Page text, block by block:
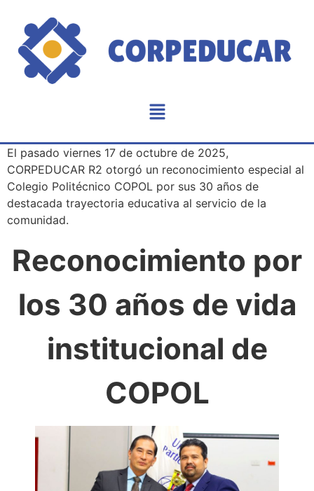
El pasado viernes 17 de octubre de 2025,
CORPEDUCAR R2 otorgó un reconocimiento especial al
Colegio Politécnico COPOL por sus 30 años de
destacada trayectoria educativa al servicio de la
comunidad.
Reconocimiento por
los 30 años de vida
institucional de
COPOL